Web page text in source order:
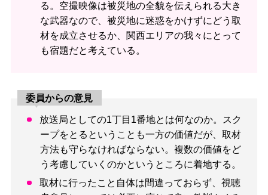
る。空撮映像は被災地の全貌を伝えられる大き
な武器なので、被災地に迷惑をかけずにどう取
材を成立させるか、関西エリアの我々にとって
も宿題だと考えている。
委員からの意見
放送局としての1丁目1番地とは何なのか。スク
ープをとるということも一方の価値だが、取材
方法も守らなければならない。複数の価値をど
う考慮していくのかというところに着地する。
取材に行ったこと自体は間違っておらず、視聴